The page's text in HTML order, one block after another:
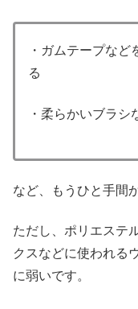
・ガムテープな
る
・柔らかいブラ
など、もうひと手間
ただし、ポリエステ
クスなどに使われる
に弱いです。